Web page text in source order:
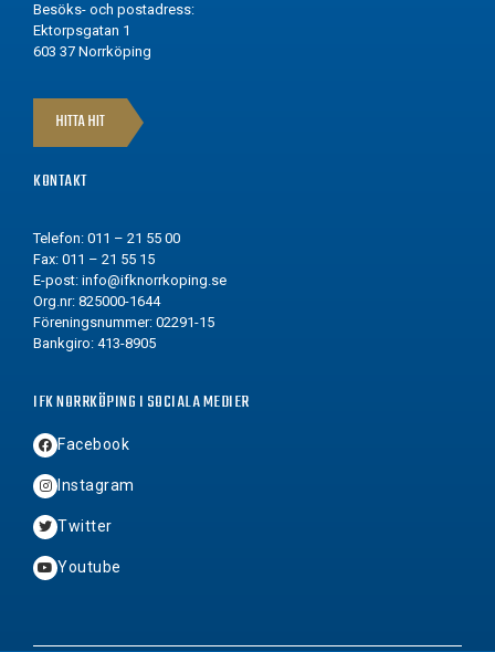
Besöks- och postadress:
Ektorpsgatan 1
603 37 Norrköping
HITTA HIT
KONTAKT
Telefon: 011 – 21 55 00
Fax: 011 – 21 55 15
E-post: info@ifknorrkoping.se
Org.nr: 825000-1644
Föreningsnummer: 02291-15
Bankgiro: 413-8905
IFK NORRKÖPING I SOCIALA MEDIER
Facebook
Instagram
Twitter
Youtube